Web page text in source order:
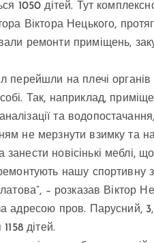
1050 дітей. Тут
Віктора Нецького,
ремонти приміщень,
перейшли на плечі органів
Так, наприклад,
та
не мерзнути взимку та
новісінькі меблі,
нашу спортивну
– розказав Віктор
адресою пров. Парусний,
дітей.